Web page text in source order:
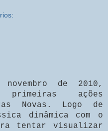
de 2010,
primeiras ações
Novas. Logo de
dinâmica com o
tentar visualizar